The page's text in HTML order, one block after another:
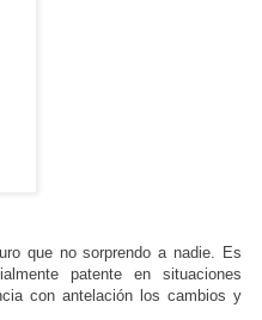
que no sorprendo a nadie. Es
patente en situaciones
con antelación los cambios y